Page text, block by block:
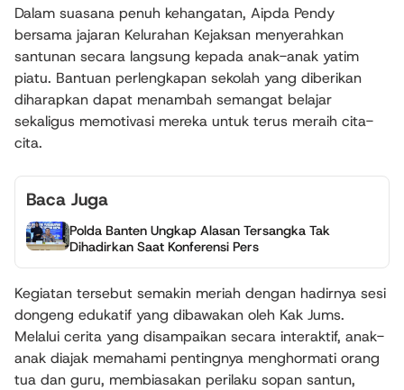
Dalam suasana penuh kehangatan, Aipda Pendy
bersama jajaran Kelurahan Kejaksan menyerahkan
santunan secara langsung kepada anak-anak yatim
piatu. Bantuan perlengkapan sekolah yang diberikan
diharapkan dapat menambah semangat belajar
sekaligus memotivasi mereka untuk terus meraih cita-
cita.
Baca Juga
Polda Banten Ungkap Alasan Tersangka Tak
Dihadirkan Saat Konferensi Pers
Kegiatan tersebut semakin meriah dengan hadirnya sesi
dongeng edukatif yang dibawakan oleh Kak Jums.
Melalui cerita yang disampaikan secara interaktif, anak-
anak diajak memahami pentingnya menghormati orang
tua dan guru, membiasakan perilaku sopan santun,